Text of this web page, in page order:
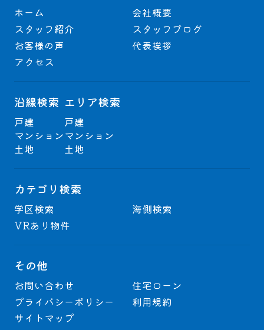
ホーム
会社概要
スタッフ紹介
スタッフブログ
お客様の声
代表挨拶
アクセス
沿線検索
戸建
マンション
土地
エリア検索
戸建
マンション
土地
カテゴリ検索
学区検索
海側検索
VRあり物件
その他
お問い合わせ
住宅ローン
プライバシーポリシー
利用規約
サイトマップ